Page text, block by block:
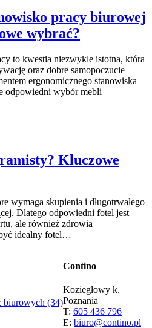
pracy biurowej
wybrać?
to kwestia niezwykle istotna, która
oraz dobre samopoczucie
ergonomicznego stanowiska
odpowiedni wybór mebli
Kluczowe
wymaga skupienia i długotrwałego
Dlatego odpowiedni fotel jest
ale również zdrowia
idealny fotel…
biurowych (34)
Contino
Koziegłowy k.
Poznania
T: 605 436 796
E: biuro@contino.pl